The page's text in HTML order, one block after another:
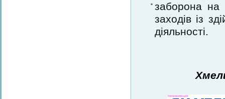
заборона на
заходів із
діяльності.